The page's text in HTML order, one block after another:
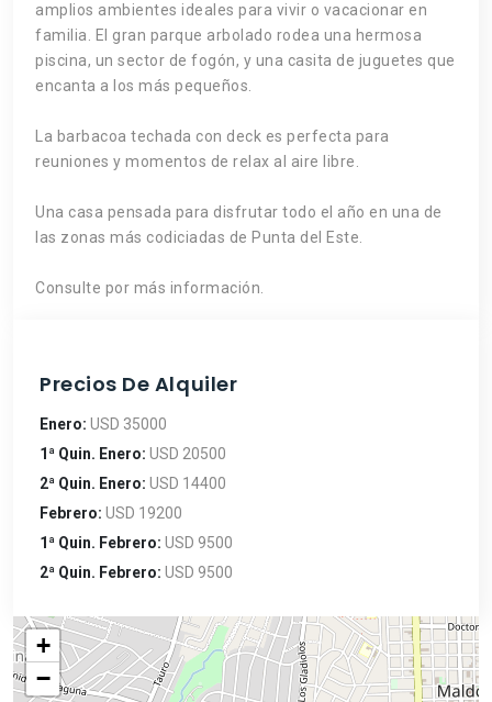
amplios ambientes ideales para vivir o vacacionar en
familia. El gran parque arbolado rodea una hermosa
piscina, un sector de fogón, y una casita de juguetes que
encanta a los más pequeños.
La barbacoa techada con deck es perfecta para
reuniones y momentos de relax al aire libre.
Una casa pensada para disfrutar todo el año en una de
las zonas más codiciadas de Punta del Este.
Consulte por más información.
Precios De Alquiler
Enero: USD 35000
1ª Quin. Enero: USD 20500
2ª Quin. Enero: USD 14400
Febrero: USD 19200
1ª Quin. Febrero: USD 9500
2ª Quin. Febrero: USD 9500
+
−